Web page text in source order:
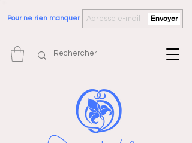
Pour ne rien manquer Envoyer